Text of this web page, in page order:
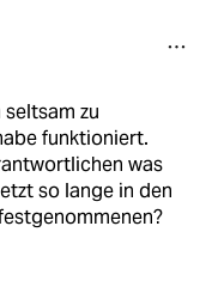
zu
funktioniert.
was
so lange in den